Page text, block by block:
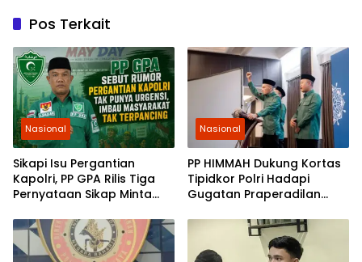
Pos Terkait
Nasional
Sikapi Isu Pergantian
Kapolri, PP GPA Rilis Tiga
Pernyataan Sikap Minta
Nasional
PP HIMMAH Dukung Kortas
Tipidkor Polri Hadapi
Gugatan Praperadilan